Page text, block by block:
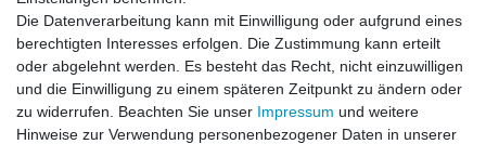
Datenschutz
Impressum
Kontakt
AGB
Service
Die Datenverarbeitung kann mit Einwilligung oder aufgrund eines
berechtigten Interesses erfolgen. Die Zustimmung kann erteilt
oder abgelehnt werden. Es besteht das Recht, nicht einzuwilligen
und die Einwilligung zu einem späteren Zeitpunkt zu ändern oder
zu widerrufen. Beachten Sie unser Impressum und weitere
Hinweise zur Verwendung personenbezogener Daten in unserer